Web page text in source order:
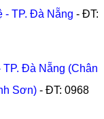
- TP. Đà Nẵng - ĐT:
TP. Đà Nẵng (Chân
Sơn) - ĐT: 0968